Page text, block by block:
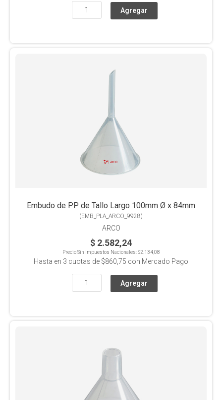
Embudo de PP de Tallo Largo 100mm Ø x 84mm
(EMB_PLA_ARCO_9928)
ARCO
$ 2.582,24
Precio Sin Impuestos Nacionales:$2.134,08
Hasta en 3 cuotas de $860,75 con Mercado Pago